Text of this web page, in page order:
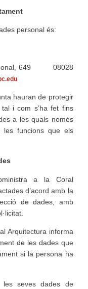
personal és:
649 08028
hauran de protegir
i com s’ha fet fins
a les quals només
funcions que els
a la Coral
d’acord amb la
de dades, amb
Arquitectura informa
de les dades que
si la persona ha
les seves dades de